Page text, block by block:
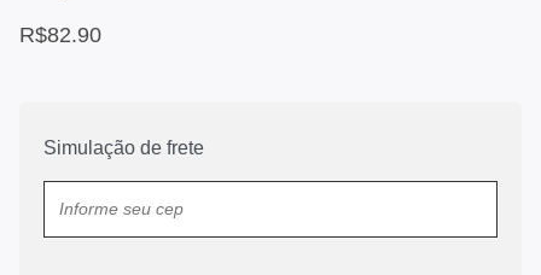
R$82.90
Simulação de frete